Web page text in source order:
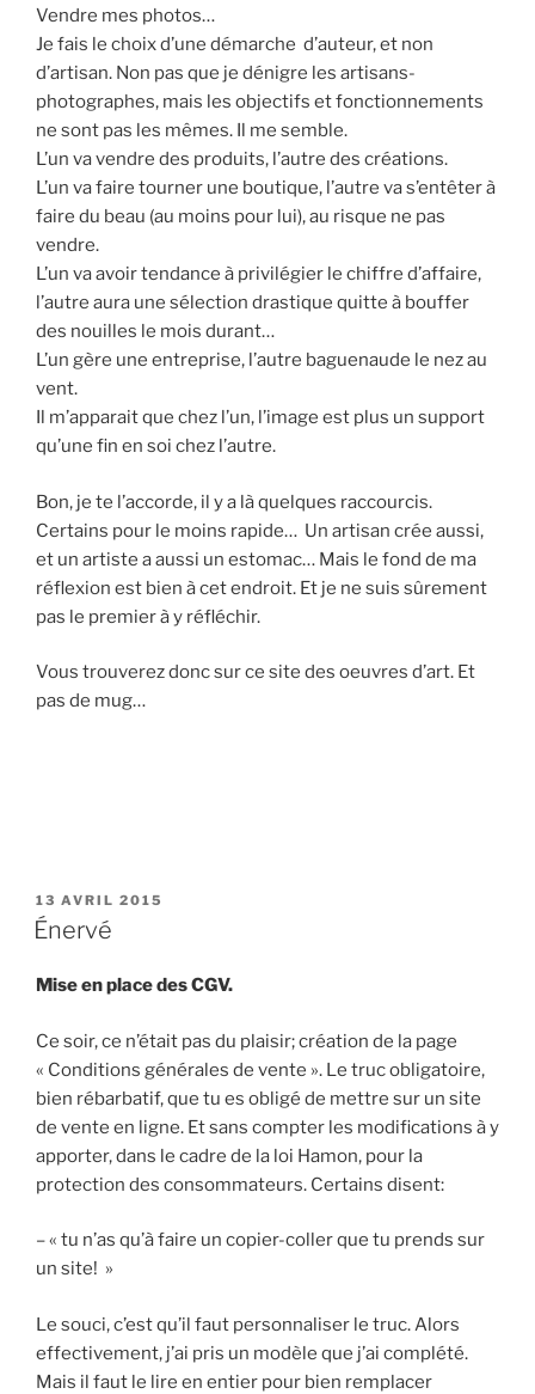
Vendre mes photos…
Je fais le choix d’une démarche d’auteur, et non
d’artisan. Non pas que je dénigre les artisans-
photographes, mais les objectifs et fonctionnements
ne sont pas les mêmes. Il me semble.
L’un va vendre des produits, l’autre des créations.
L’un va faire tourner une boutique, l’autre va s’entêter à
faire du beau (au moins pour lui), au risque ne pas
vendre.
L’un va avoir tendance à privilégier le chiffre d’affaire,
l’autre aura une sélection drastique quitte à bouffer
des nouilles le mois durant…
L’un gère une entreprise, l’autre baguenaude le nez au
vent.
Il m’apparait que chez l’un, l’image est plus un support
qu’une fin en soi chez l’autre.
Bon, je te l’accorde, il y a là quelques raccourcis.
Certains pour le moins rapide… Un artisan crée aussi,
et un artiste a aussi un estomac… Mais le fond de ma
réflexion est bien à cet endroit. Et je ne suis sûrement
pas le premier à y réfléchir.
Vous trouverez donc sur ce site des oeuvres d’art. Et
pas de mug…
PUBLIÉ
LE
13 AVRIL 2015
Énervé
Mise en place des CGV.
Ce soir, ce n’était pas du plaisir; création de la page
« Conditions générales de vente ». Le truc obligatoire,
bien rébarbatif, que tu es obligé de mettre sur un site
de vente en ligne. Et sans compter les modifications à y
apporter, dans le cadre de la loi Hamon, pour la
protection des consommateurs. Certains disent:
– « tu n’as qu’à faire un copier-coller que tu prends sur
un site! »
Le souci, c’est qu’il faut personnaliser le truc. Alors
effectivement, j’ai pris un modèle que j’ai complété.
Mais il faut le lire en entier pour bien remplacer